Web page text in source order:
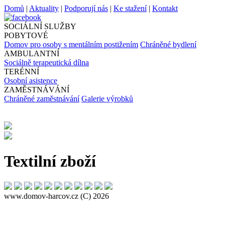
Domů | Aktuality | Podporují nás | Ke stažení| Kontakt
SOCIÁLNÍ SLUŽBY
POBYTOVÉ
Domov pro osoby s mentálním postižením Chráněné bydlení
AMBULANTNÍ
Sociálně terapeutická dílna
TERÉNNÍ
Osobní asistence
ZAMĚSTNÁVÁNÍ
Chráněné zaměstnávání Galerie výrobků
Textilní zboží
www.domov-harcov.cz (C) 2026